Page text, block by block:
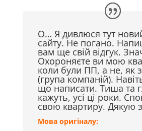
О… Я дивлюся тут
сайту. Не погано.
вам ще свій відгук.
Охороняєте ви мою
коли були ПП, а не, як
(група компаній).
що написати. Тиша та
кажуть, усі ці роки.
свою квартиру. Дякую
Мова оригіналу: